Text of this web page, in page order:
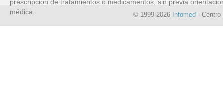
prescripción de tratamientos o medicamentos, sin previa
médica.
© 1999-2026 Infomed - Centro